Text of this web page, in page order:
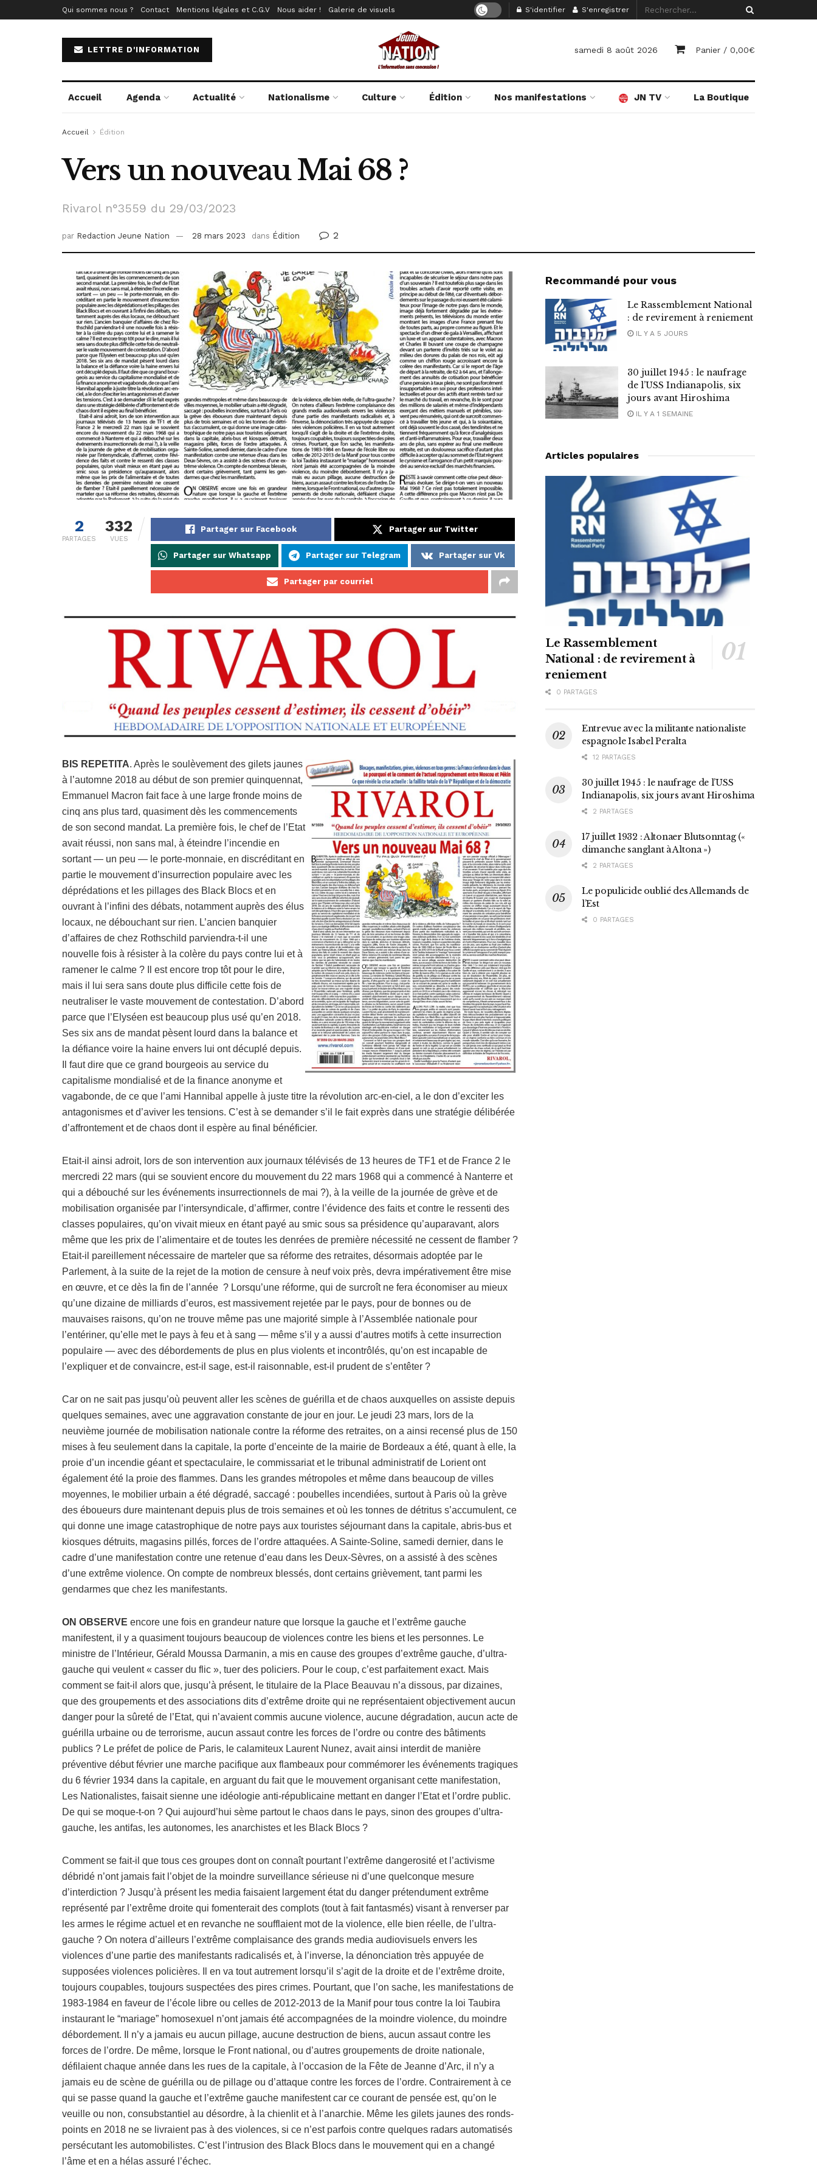
Qui sommes nous ? Contact Mentions légales et C.G.V Nous aider ! Galerie de visuels S'identifier S'enregistrer
LETTRE D'INFORMATION samedi 8 août 2026 Panier / 0,00€
Accueil Agenda Actualité Nationalisme Culture Édition Nos manifestations JN TV La Boutique
Accueil Édition
Vers un nouveau Mai 68 ?
Rivarol n°3559 du 29/03/2023
par Redaction Jeune Nation 28 mars 2023 dans Édition 2
2
PARTAGES
332
VUES
Partager sur Facebook Partager sur Twitter
Partager sur Whatsapp Partager sur Telegram Partager sur Vk
Partager par courriel
BIS REPETITA. Après le soulèvement des gilets jaunes
à l’automne 2018 au début de son premier quinquennat,
Emmanuel Macron fait face à une large fronde moins de
cinq ans plus tard, quasiment dès les commencements
de son second mandat. La première fois, le chef de l’Etat
avait réussi, non sans mal, à éteindre l’incendie en
sortant — un peu — le porte-monnaie, en discréditant en
partie le mouvement d’insurrection populaire avec les
déprédations et les pillages des Black Blocs et en
ouvrant à l’infini des débats, notamment auprès des élus
locaux, ne débouchant sur rien. L’ancien banquier
d’affaires de chez Rothschild parviendra-t-il une
nouvelle fois à résister à la colère du pays contre lui et à
ramener le calme ? Il est encore trop tôt pour le dire,
mais il lui sera sans doute plus difficile cette fois de
neutraliser le vaste mouvement de contestation. D’abord
parce que l’Elyséen est beaucoup plus usé qu’en 2018.
Ses six ans de mandat pèsent lourd dans la balance et
la défiance voire la haine envers lui ont décuplé depuis.
Il faut dire que ce grand bourgeois au service du
capitalisme mondialisé et de la finance anonyme et
vagabonde, de ce que l’ami Hannibal appelle à juste titre la révolution arc-en-ciel, a le don d’exciter les
antagonismes et d’aviver les tensions. C’est à se demander s’il le fait exprès dans une stratégie délibérée
d’affrontement et de chaos dont il espère au final bénéficier.
Etait-il ainsi adroit, lors de son intervention aux journaux télévisés de 13 heures de TF1 et de France 2 le
mercredi 22 mars (qui se souvient encore du mouvement du 22 mars 1968 qui a commencé à Nanterre et
qui a débouché sur les événements insurrectionnels de mai ?), à la veille de la journée de grève et de
mobilisation organisée par l’intersyndicale, d’affirmer, contre l’évidence des faits et contre le ressenti des
classes populaires, qu’on vivait mieux en étant payé au smic sous sa présidence qu’auparavant, alors
même que les prix de l’alimentaire et de toutes les denrées de première nécessité ne cessent de flamber ?
Etait-il pareillement nécessaire de marteler que sa réforme des retraites, désormais adoptée par le
Parlement, à la suite de la rejet de la motion de censure à neuf voix près, devra impérativement être mise
en œuvre, et ce dès la fin de l’année ? Lorsqu’une réforme, qui de surcroît ne fera économiser au mieux
qu’une dizaine de milliards d’euros, est massivement rejetée par le pays, pour de bonnes ou de
mauvaises raisons, qu’on ne trouve même pas une majorité simple à l’Assemblée nationale pour
l’entériner, qu’elle met le pays à feu et à sang — même s’il y a aussi d’autres motifs à cette insurrection
populaire — avec des débordements de plus en plus violents et incontrôlés, qu’on est incapable de
l’expliquer et de convaincre, est-il sage, est-il raisonnable, est-il prudent de s’entêter ?
Car on ne sait pas jusqu’où peuvent aller les scènes de guérilla et de chaos auxquelles on assiste depuis
quelques semaines, avec une aggravation constante de jour en jour. Le jeudi 23 mars, lors de la
neuvième journée de mobilisation nationale contre la réforme des retraites, on a ainsi recensé plus de 150
mises à feu seulement dans la capitale, la porte d’enceinte de la mairie de Bordeaux a été, quant à elle, la
proie d’un incendie géant et spectaculaire, le commissariat et le tribunal administratif de Lorient ont
également été la proie des flammes. Dans les grandes métropoles et même dans beaucoup de villes
moyennes, le mobilier urbain a été dégradé, saccagé : poubelles incendiées, surtout à Paris où la grève
des éboueurs dure maintenant depuis plus de trois semaines et où les tonnes de détritus s’accumulent, ce
qui donne une image catastrophique de notre pays aux touristes séjournant dans la capitale, abris-bus et
kiosques détruits, magasins pillés, forces de l’ordre attaquées. A Sainte-Soline, samedi dernier, dans le
cadre d’une manifestation contre une retenue d’eau dans les Deux-Sèvres, on a assisté à des scènes
d’une extrême violence. On compte de nombreux blessés, dont certains grièvement, tant parmi les
gendarmes que chez les manifestants.
ON OBSERVE encore une fois en grandeur nature que lorsque la gauche et l’extrême gauche
manifestent, il y a quasiment toujours beaucoup de violences contre les biens et les personnes. Le
ministre de l’Intérieur, Gérald Moussa Darmanin, a mis en cause des groupes d’extrême gauche, d’ultra-
gauche qui veulent « casser du flic », tuer des policiers. Pour le coup, c’est parfaitement exact. Mais
comment se fait-il alors que, jusqu’à présent, le titulaire de la Place Beauvau n’a dissous, par dizaines,
que des groupements et des associations dits d’extrême droite qui ne représentaient objectivement aucun
danger pour la sûreté de l’Etat, qui n’avaient commis aucune violence, aucune dégradation, aucun acte de
guérilla urbaine ou de terrorisme, aucun assaut contre les forces de l’ordre ou contre des bâtiments
publics ? Le préfet de police de Paris, le calamiteux Laurent Nunez, avait ainsi interdit de manière
préventive début février une marche pacifique aux flambeaux pour commémorer les événements tragiques
du 6 février 1934 dans la capitale, en arguant du fait que le mouvement organisant cette manifestation,
Les Nationalistes, faisait sienne une idéologie anti-républicaine mettant en danger l’Etat et l’ordre public.
De qui se moque-t-on ? Qui aujourd’hui sème partout le chaos dans le pays, sinon des groupes d’ultra-
gauche, les antifas, les autonomes, les anarchistes et les Black Blocs ?
Comment se fait-il que tous ces groupes dont on connaît pourtant l’extrême dangerosité et l’activisme
débridé n’ont jamais fait l’objet de la moindre surveillance sérieuse ni d’une quelconque mesure
d’interdiction ? Jusqu’à présent les media faisaient largement état du danger prétendument extrême
représenté par l’extrême droite qui fomenterait des complots (tout à fait fantasmés) visant à renverser par
les armes le régime actuel et en revanche ne soufflaient mot de la violence, elle bien réelle, de l’ultra-
gauche ? On notera d’ailleurs l’extrême complaisance des grands media audiovisuels envers les
violences d’une partie des manifestants radicalisés et, à l’inverse, la dénonciation très appuyée de
supposées violences policières. Il en va tout autrement lorsqu’il s’agit de la droite et de l’extrême droite,
toujours coupables, toujours suspectées des pires crimes. Pourtant, que l’on sache, les manifestations de
1983-1984 en faveur de l’école libre ou celles de 2012-2013 de la Manif pour tous contre la loi Taubira
instaurant le “mariage” homosexuel n’ont jamais été accompagnées de la moindre violence, du moindre
débordement. Il n’y a jamais eu aucun pillage, aucune destruction de biens, aucun assaut contre les
forces de l’ordre. De même, lorsque le Front national, ou d’autres groupements de droite nationale,
défilaient chaque année dans les rues de la capitale, à l’occasion de la Fête de Jeanne d’Arc, il n’y a
jamais eu de scène de guérilla ou de pillage ou d’attaque contre les forces de l’ordre. Contrairement à ce
qui se passe quand la gauche et l’extrême gauche manifestent car ce courant de pensée est, qu’on le
veuille ou non, consubstantiel au désordre, à la chienlit et à l’anarchie. Même les gilets jaunes des ronds-
points en 2018 ne se livraient pas à des violences, si ce n’est parfois contre quelques radars automatisés
persécutant les automobilistes. C’est l’intrusion des Black Blocs dans le mouvement qui en a changé
l’âme et en a hélas assuré l’échec.
Recommandé pour vous
Le Rassemblement National
: de revirement à reniement
IL Y A 5 JOURS
30 juillet 1945 : le naufrage
de l’USS Indianapolis, six
jours avant Hiroshima
IL Y A 1 SEMAINE
Articles populaires
Le Rassemblement
National : de revirement à
reniement
0 PARTAGES
Entrevue avec la militante nationaliste
espagnole Isabel Peralta
12 PARTAGES
30 juillet 1945 : le naufrage de l’USS
Indianapolis, six jours avant Hiroshima
2 PARTAGES
17 juillet 1932 : Altonaer Blutsonntag («
dimanche sanglant à Altona »)
2 PARTAGES
Le populicide oublié des Allemands de
l’Est
0 PARTAGES